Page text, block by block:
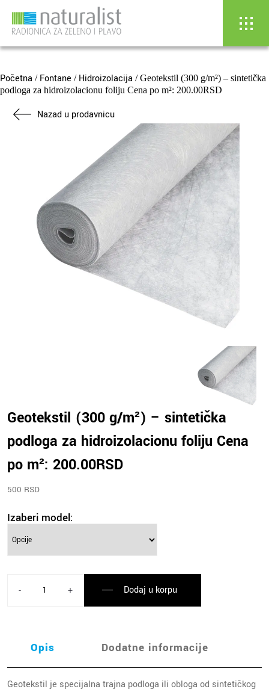
Početna / Fontane / Hidroizolacija / Geotekstil (300 g/m²) – sintetička
podloga za hidroizolacionu foliju Cena po m²: 200.00RSD
Nazad u prodavnicu
Geotekstil (300 g/m²) – sintetička
podloga za hidroizolacionu foliju Cena
po m²: 200.00RSD
500 RSD
Izaberi model:
- + Dodaj u korpu
Opis Dodatne informacije
Geotekstil je specijalna trajna podloga ili obloga od sintetičkog